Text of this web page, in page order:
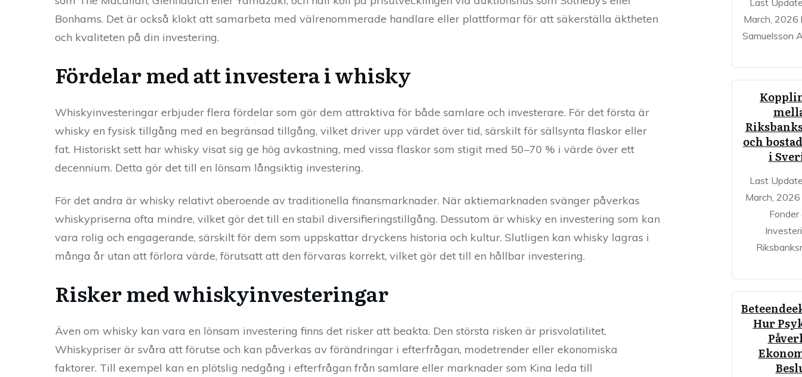
Bonhams. Det är också klokt att samarbeta med välrenommerade handlare eller plattformar för att säkerställa äktheten
och kvaliteten på din investering.
Fördelar med att investera i whisky
Whiskyinvesteringar erbjuder flera fördelar som gör dem attraktiva för både samlare och investerare. För det första är
whisky en fysisk tillgång med en begränsad tillgång, vilket driver upp värdet över tid, särskilt för sällsynta flaskor eller
fat. Historiskt sett har whisky visat sig ge hög avkastning, med vissa flaskor som stigit med 50–70 % i värde över ett
decennium. Detta gör det till en lönsam långsiktig investering.
För det andra är whisky relativt oberoende av traditionella finansmarknader. När aktiemarknaden svänger påverkas
whiskypriserna ofta mindre, vilket gör det till en stabil diversifieringstillgång. Dessutom är whisky en investering som kan
vara rolig och engagerande, särskilt för dem som uppskattar dryckens historia och kultur. Slutligen kan whisky lagras i
många år utan att förlora värde, förutsatt att den förvaras korrekt, vilket gör det till en hållbar investering.
Risker med whiskyinvesteringar
Även om whisky kan vara en lönsam investering finns det risker att beakta. Den största risken är prisvolatilitet.
Whiskypriser är svåra att förutse och kan påverkas av förändringar i efterfrågan, modetrender eller ekonomiska
faktorer. Till exempel kan en plötslig nedgång i efterfrågan från samlare eller marknader som Kina leda till
Last
March, 2026
Samuelsson
och
i
Last
March,
Fonder
Hur